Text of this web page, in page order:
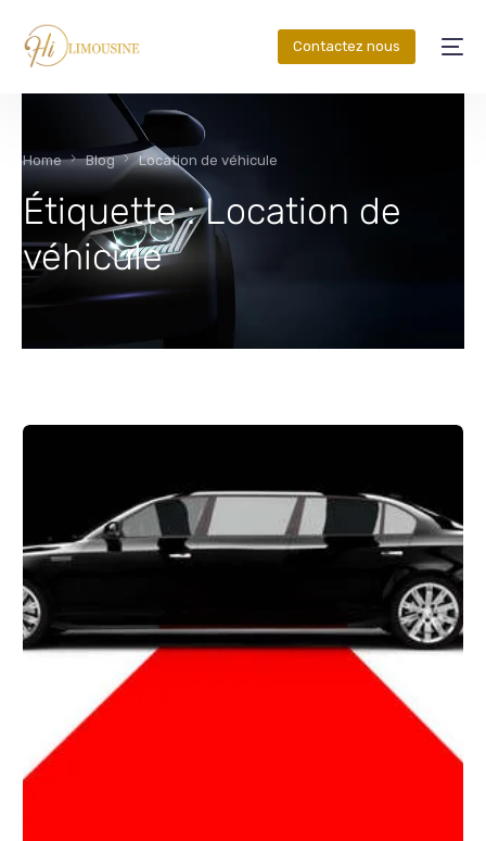
Contactez nous
Home Blog Location de véhicule
Étiquette :Location de
véhicule